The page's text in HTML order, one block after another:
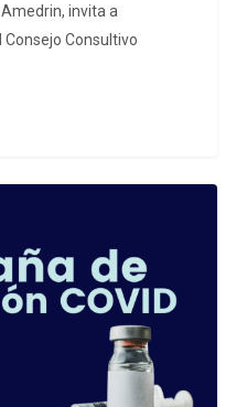
invita a
Consultivo